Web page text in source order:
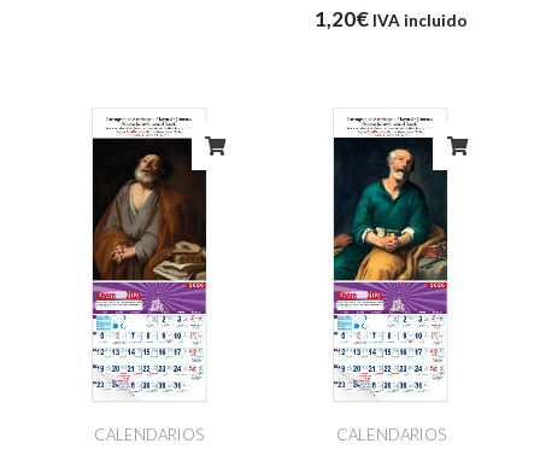
1,20€ IVA incluido
CALENDARIOS CALENDARIOS